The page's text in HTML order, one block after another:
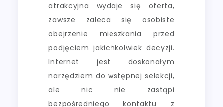
atrakcyjna wydaje się oferta,
zawsze zaleca się osobiste
obejrzenie mieszkania przed
podjęciem jakichkolwiek decyzji.
Internet jest doskonałym
narzędziem do wstępnej selekcji,
ale nic nie zastąpi
bezpośredniego kontaktu z